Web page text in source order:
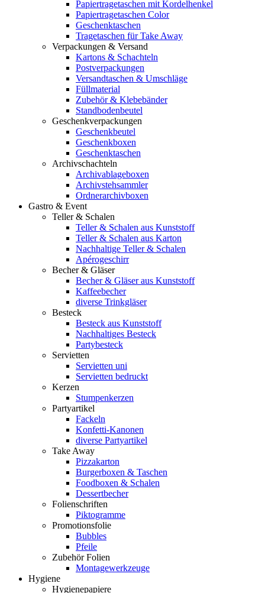
Papiertragetaschen mit Kordelhenkel
Papiertragetaschen Color
Geschenktaschen
Tragetaschen für Take Away
Verpackungen & Versand
Kartons & Schachteln
Postverpackungen
Versandtaschen & Umschläge
Füllmaterial
Zubehör & Klebebänder
Standbodenbeutel
Geschenkverpackungen
Geschenkbeutel
Geschenkboxen
Geschenktaschen
Archivschachteln
Archivablageboxen
Archivstehsammler
Ordnerarchivboxen
Gastro & Event
Teller & Schalen
Teller & Schalen aus Kunststoff
Teller & Schalen aus Karton
Nachhaltige Teller & Schalen
Apérogeschirr
Becher & Gläser
Becher & Gläser aus Kunststoff
Kaffeebecher
diverse Trinkgläser
Besteck
Besteck aus Kunststoff
Nachhaltiges Besteck
Partybesteck
Servietten
Servietten uni
Servietten bedruckt
Kerzen
Stumpenkerzen
Partyartikel
Fackeln
Konfetti-Kanonen
diverse Partyartikel
Take Away
Pizzakarton
Burgerboxen & Taschen
Foodboxen & Schalen
Dessertbecher
Folienschriften
Piktogramme
Promotionsfolie
Bubbles
Pfeile
Zubehör Folien
Montagewerkzeuge
Hygiene
Hygienepapiere